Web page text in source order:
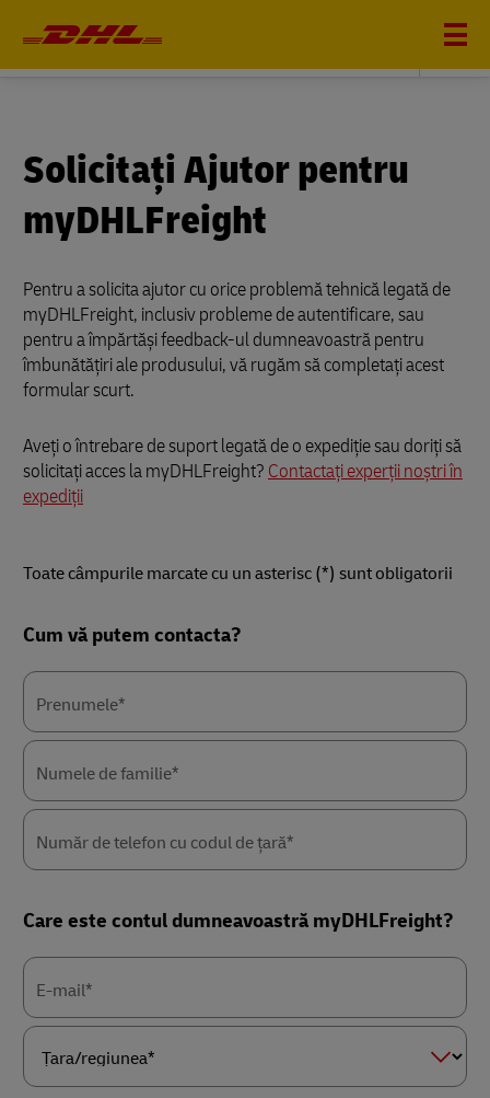
DHL FREIGHT
Solicitați Ajutor pentru
myDHLFreight
Pentru a solicita ajutor cu orice problemă tehnică legată de
myDHLFreight, inclusiv probleme de autentificare, sau
pentru a împărtăși feedback-ul dumneavoastră pentru
îmbunătățiri ale produsului, vă rugăm să completați acest
formular scurt.
Aveți o întrebare de suport legată de o expediție sau doriți să
solicitați acces la myDHLFreight? Contactați experții noștri în
expediții
Toate câmpurile marcate cu un asterisc (*) sunt obligatorii
Cum vă putem contacta?
Prenumele*
Numele de familie*
Număr de telefon cu codul de țară*
Care este contul dumneavoastră myDHLFreight?
E-mail*